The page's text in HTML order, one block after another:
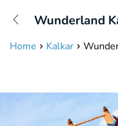
Wunderland
Home Kalkar